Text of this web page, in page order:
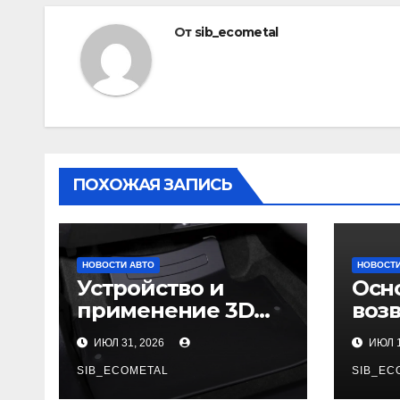
От sib_ecometal
ПОХОЖАЯ ЗАПИСЬ
НОВОСТИ АВТО
Устройство и
применение 3D
автомобильных
ковриков
ИЮЛ 31, 2026
SIB_ECOMETAL
ИЮЛ